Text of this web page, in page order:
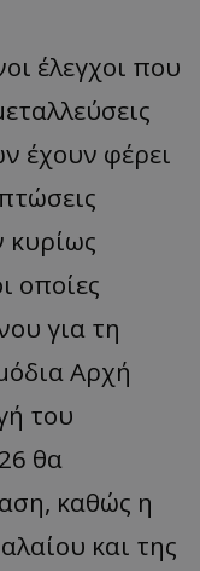
έλεγχοι που
έχουν φέρει
οποίες
για τη
Αρχή
του
θα
καθώς η
και της